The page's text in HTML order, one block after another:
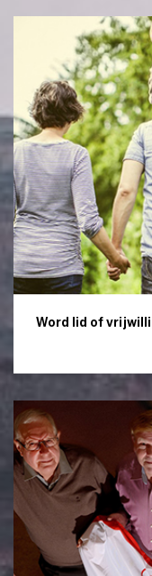
Word lid of